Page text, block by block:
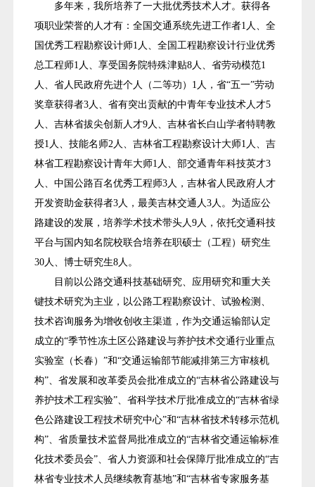
多年来，我所培养了一大批优秀技术人才。获得各
项职业荣誉的人才有：全国交通系统先进工作者1人、全
国优秀工程勘察设计师1人、全国工程勘察设计行业优秀
总工程师1人、享受国务院特殊津贴8人、省劳动模范1
人、省人民政府先进个人（二等功）1人，省“五一”劳动
奖章获得者3人、省有突出贡献的中青年专业技术人才5
人、吉林省拔尖创新人才9人、吉林省长白山学者特聘教
授1人、技能名师2人、吉林省工程勘察设计大师1人、吉
林省工程勘察设计青年大师1人、部交通青年科技英才3
人、中国公路百名优秀工程师3人，吉林省人民政府人才
开发资助金获得者3人，最美吉林交通人3人。为适应公
路建设的发展，培养学术技术带头人9人，依托交通科技
平台与国内知名院校联合培养在职硕士（工程）研究生
30人、博士研究生8人。
目前以公路交通科技基础研究、应用研究和重大关
键技术研究为主业，以公路工程勘察设计、试验检测、
技术咨询服务为增收创收主渠道，作为交通运输部认定
成立的“季节性冻土区公路建设与养护技术交通行业重点
实验室（长春）”和“交通运输部节能减排第三方审核机
构”、省发展和改革委员会批准成立的“吉林省公路建设与
养护技术工程实验”、省科学技术厅批准成立的“吉林省绿
色公路建设工程技术研究中心”和“吉林省技术转移示范机
构”、省质量技术监督局批准成立的“吉林省交通运输标准
化技术委员会”、省人力资源和社会保障厅批准成立的“吉
林省专业技术人员继续教育基地”和“吉林省专家服务基